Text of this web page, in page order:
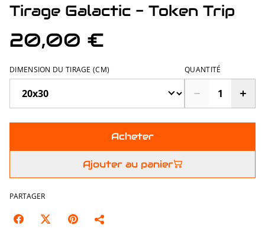
Tirage Galactic - Token Trip
20,00 €
DIMENSION DU TIRAGE (CM) QUANTITÉ
Acheter
Ajouter au panier
PARTAGER